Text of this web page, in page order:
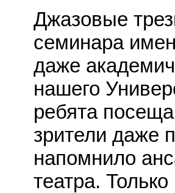
Джазовые
семинара
даже
нашего
ребята
зрители даже
напомнило
театра.